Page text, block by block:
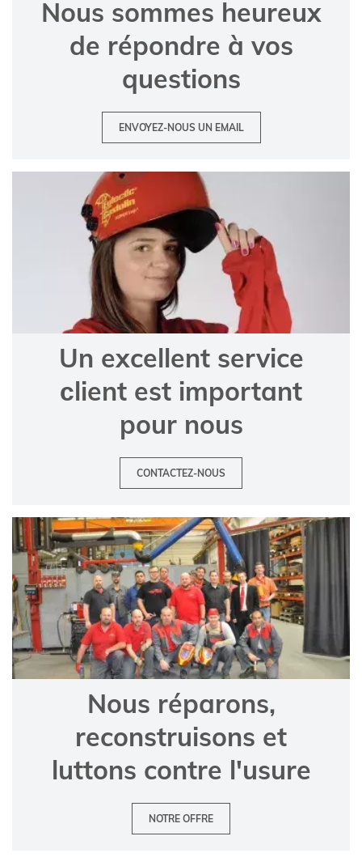
Nous sommes heureux
de répondre à vos
questions
ENVOYEZ-NOUS UN EMAIL
Un excellent service
сlient est important
pour nous
CONTACTEZ-NOUS
Nous réparons,
reconstruisons et
luttons contre l'usure
NOTRE OFFRE